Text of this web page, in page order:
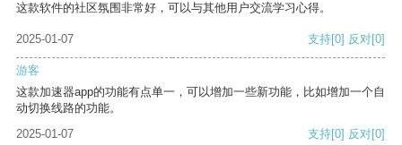
这款软件的社区氛围非常好，可以与其他用户交流学习心得。
2025-01-07 支持[0] 反对[0]
游客
这款加速器app的功能有点单一，可以增加一些新功能，比如增加一个自
动切换线路的功能。
2025-01-07
支持[0] 反对[0]